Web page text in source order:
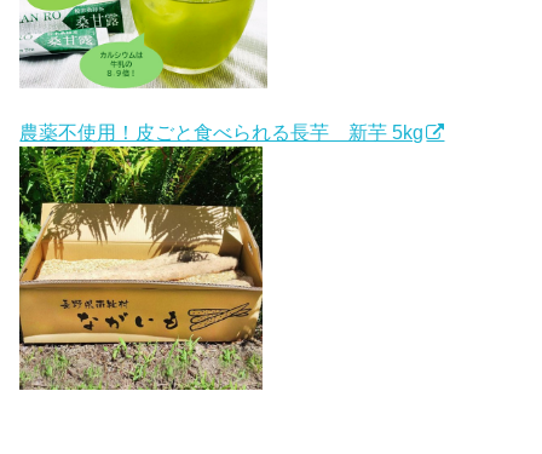
農薬不使用！皮ごと食べられる長芋 新芋 5kg